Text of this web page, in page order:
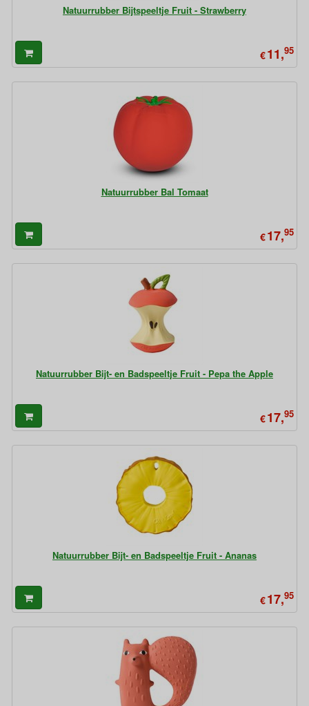
Natuurrubber Bijtspeeltje Fruit - Strawberry
€11,95
Natuurrubber Bal Tomaat
€17,95
Natuurrubber Bijt- en Badspeeltje Fruit - Pepa the Apple
€17,95
Natuurrubber Bijt- en Badspeeltje Fruit - Ananas
€17,95